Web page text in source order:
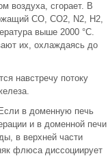
воздуха, сгорает. В
СО, CO2, N2, Н2,
выше 2000 °С.
их, охлаждаясь до
навстречу потоку
в доменную печь
и в доменной печи
в верхней части
флюса диссоциирует